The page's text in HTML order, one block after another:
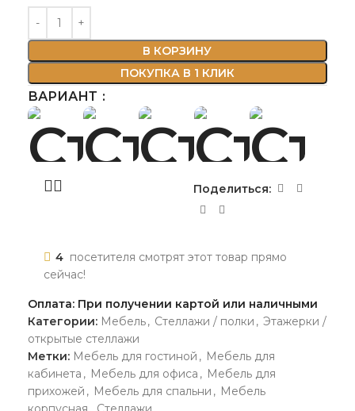
В КОРЗИНУ
ПОКУПКА В 1 КЛИК
ВАРИАНТ
Поделиться:
4 посетителя смотрят этот товар прямо
сейчас!
Оплата: При получении картой или наличными
Категории: Мебель, Стеллажи / полки , Этажерки /
открытые стеллажи
Метки: Мебель для гостиной , Мебель для
кабинета , Мебель для офиса , Мебель для
прихожей , Мебель для спальни , Мебель